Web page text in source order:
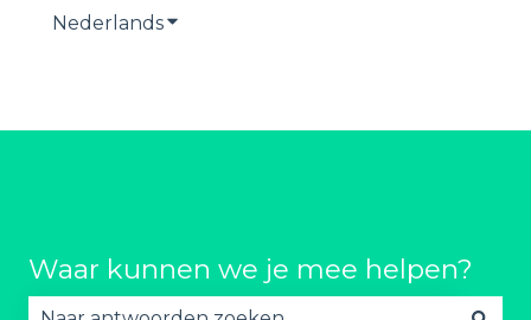
NederlandsSubmenu tonen voor vertalingen
Waar kunnen we je mee helpen?